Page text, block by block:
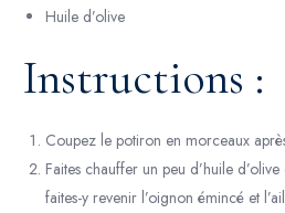
Huile d’olive
Instructions :
Coupez le potiron en morceaux
Faites chauffer un peu d’huile
faites-y revenir l’oignon émincé et